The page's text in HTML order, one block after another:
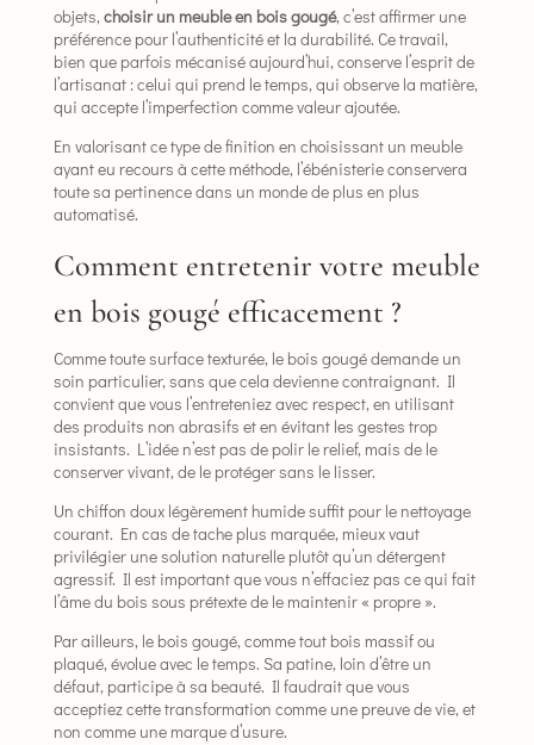
objets,choisir un meuble en bois gougé, c’est affirmer une
préférence pour l’authenticité et la durabilité. Ce travail,
bien que parfois mécanisé aujourd’hui, conserve l’esprit de
l’artisanat : celui qui prend le temps, qui observe la matière,
qui accepte l’imperfection comme valeur ajoutée.
En valorisant ce type de finition en choisissant un meuble
ayant eu recours à cette méthode, l’ébénisterie conservera
toute sa pertinence dans un monde de plus en plus
automatisé.
Comment entretenir votre meuble
en bois gougé efficacement ?
Comme toute surface texturée, le bois gougé demande un
soin particulier, sans que cela devienne contraignant. Il
convient que vous l’entreteniez avec respect, en utilisant
des produits non abrasifs et en évitant les gestes trop
insistants. L’idée n’est pas de polir le relief, mais de le
conserver vivant, de le protéger sans le lisser.
Un chiffon doux légèrement humide suffit pour le nettoyage
courant. En cas de tache plus marquée, mieux vaut
privilégier une solution naturelle plutôt qu’un détergent
agressif. Il est important que vous n’effaciez pas ce qui fait
l’âme du bois sous prétexte de le maintenir « propre ».
Par ailleurs, le bois gougé, comme tout bois massif ou
plaqué, évolue avec le temps. Sa patine, loin d’être un
défaut, participe à sa beauté. Il faudrait que vous
acceptiez cette transformation comme une preuve de vie, et
non comme une marque d’usure.